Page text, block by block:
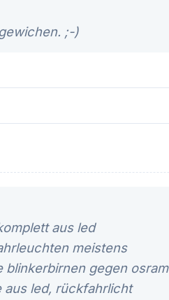
;-)
aus led
meistens
blinkerbirnen gegen osram
aus led, rückfahrlicht